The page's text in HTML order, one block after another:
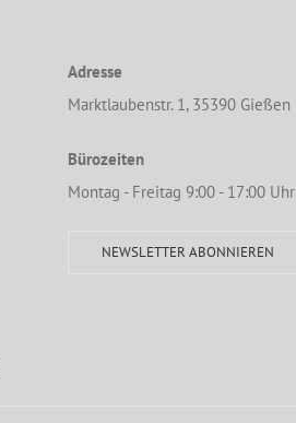
Adresse
Marktlaubenstr. 1, 35390 Gießen
Bürozeiten
Montag - Freitag 9:00 - 17:00 Uhr
NEWSLETTER ABONNIEREN